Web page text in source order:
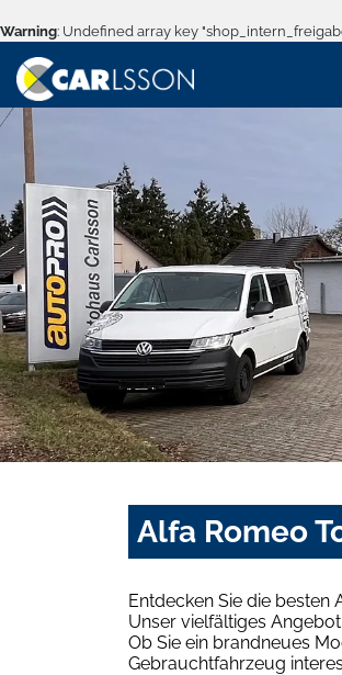
Warning: Undefined array key
Alfa Romeo
Entdecken Sie die besten
Unser vielfältiges
Ob Sie ein brandneues
Gebrauchtfahrzeug